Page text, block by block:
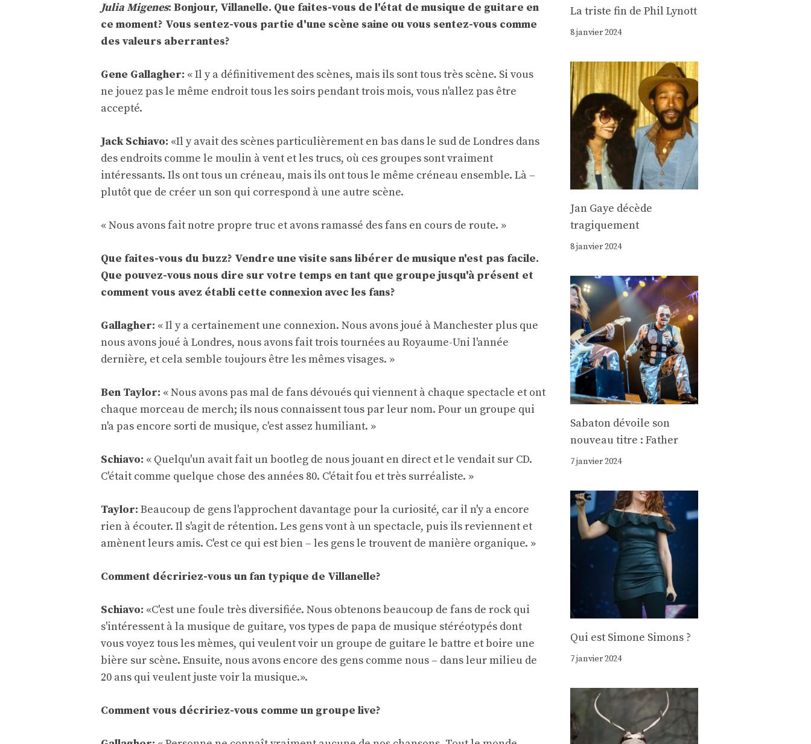
Julia Migenes: Bonjour, Villanelle. Que faites-vous de l'état de musique de guitare en
ce moment? Vous sentez-vous partie d'une scène saine ou vous sentez-vous comme
des valeurs aberrantes?
Gene Gallagher: « Il y a définitivement des scènes, mais ils sont tous très scène. Si vous
ne jouez pas le même endroit tous les soirs pendant trois mois, vous n'allez pas être
accepté.
Jack Schiavo: «Il y avait des scènes particulièrement en bas dans le sud de Londres dans
des endroits comme le moulin à vent et les trucs, où ces groupes sont vraiment
intéressants. Ils ont tous un créneau, mais ils ont tous le même créneau ensemble. Là –
plutôt que de créer un son qui correspond à une autre scène.
« Nous avons fait notre propre truc et avons ramassé des fans en cours de route. »
Que faites-vous du buzz? Vendre une visite sans libérer de musique n'est pas facile.
Que pouvez-vous nous dire sur votre temps en tant que groupe jusqu'à présent et
comment vous avez établi cette connexion avec les fans?
Gallagher: « Il y a certainement une connexion. Nous avons joué à Manchester plus que
nous avons joué à Londres, nous avons fait trois tournées au Royaume-Uni l'année
dernière, et cela semble toujours être les mêmes visages. »
Ben Taylor: « Nous avons pas mal de fans dévoués qui viennent à chaque spectacle et ont
chaque morceau de merch; ils nous connaissent tous par leur nom. Pour un groupe qui
n'a pas encore sorti de musique, c'est assez humiliant. »
Schiavo: « Quelqu'un avait fait un bootleg de nous jouant en direct et le vendait sur CD.
C'était comme quelque chose des années 80. C'était fou et très surréaliste. »
Taylor: Beaucoup de gens l'approchent davantage pour la curiosité, car il n'y a encore
rien à écouter. Il s'agit de rétention. Les gens vont à un spectacle, puis ils reviennent et
amènent leurs amis. C'est ce qui est bien – les gens le trouvent de manière organique. »
Comment décririez-vous un fan typique de Villanelle?
Schiavo: «C'est une foule très diversifiée. Nous obtenons beaucoup de fans de rock qui
s'intéressent à la musique de guitare, vos types de papa de musique stéréotypés dont
vous voyez tous les mèmes, qui veulent voir un groupe de guitare le battre et boire une
bière sur scène. Ensuite, nous avons encore des gens comme nous – dans leur milieu de
20 ans qui veulent juste voir la musique.».
Comment vous décririez-vous comme un groupe live?
La triste fin de Phil Lynott
8 janvier 2024
Jan Gaye décède
tragiquement
8 janvier 2024
Sabaton dévoile son
nouveau titre : Father
7 janvier 2024
Qui est Simone Simons ?
7 janvier 2024